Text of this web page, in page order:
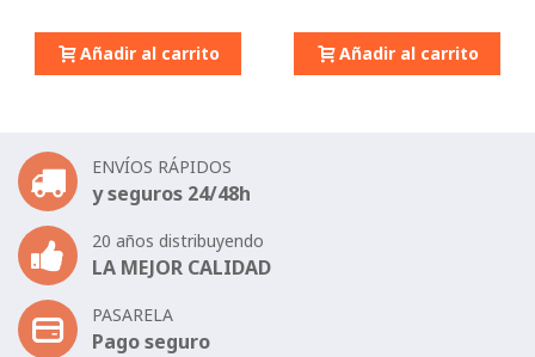
Añadir al carrito Añadir al carrito
ENVÍOS RÁPIDOS
y seguros 24/48h
20 años distribuyendo
LA MEJOR CALIDAD
PASARELA
Pago seguro